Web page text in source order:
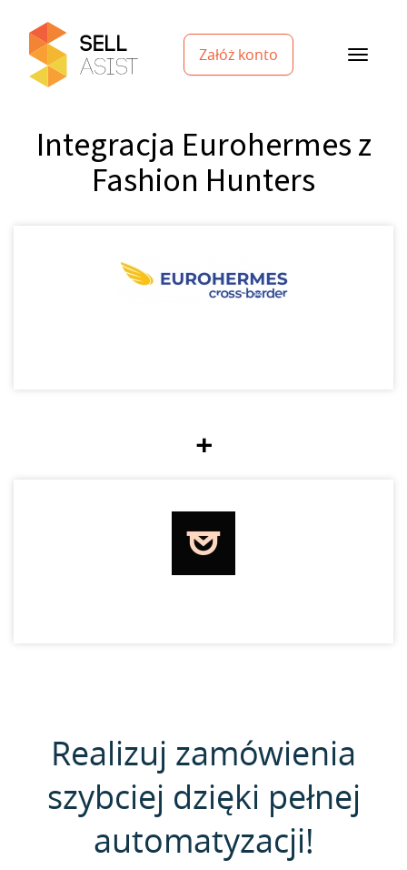
Załóż konto
Integracja Eurohermes z
Fashion Hunters
+
Realizuj zamówienia
szybciej dzięki pełnej
automatyzacji!